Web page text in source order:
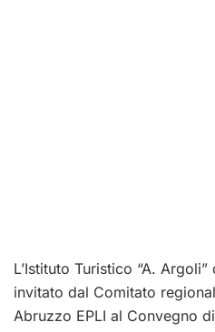
L’Istituto Turistico “A.
invitato dal Comitato
Abruzzo EPLI al Convegno